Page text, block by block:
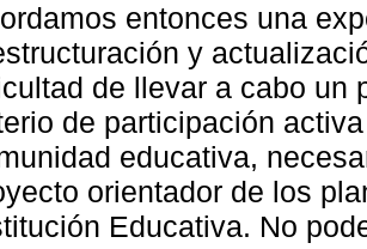
entonces una
y
de llevar a cabo un
de participación
educativa,
orientador de los
Educativa. No